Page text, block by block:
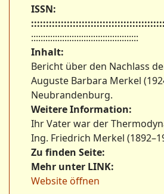
ISSN:
:::::::::::::::::::::::::::::::::::::::::::::
Inhalt:
Bericht über den Nachlass
Auguste Barbara Merkel
Neubrandenburg.
Weitere Information:
Ihr Vater war der
Ing. Friedrich Merkel
Zu finden Seite:
Mehr unter LINK:
Website öffnen